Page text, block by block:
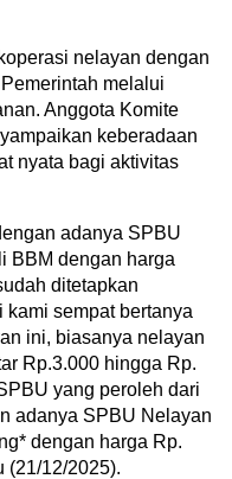
nelayan dengan
melalui
Anggota Komite
keberadaan
nyata bagi aktivitas
adanya SPBU
BBM dengan harga
ditetapkan
kami sempat bertanya
ini, biasanya nelayan
Rp.3.000 hingga Rp.
yang peroleh dari
adanya SPBU Nelayan
dengan harga Rp.
(21/12/2025).